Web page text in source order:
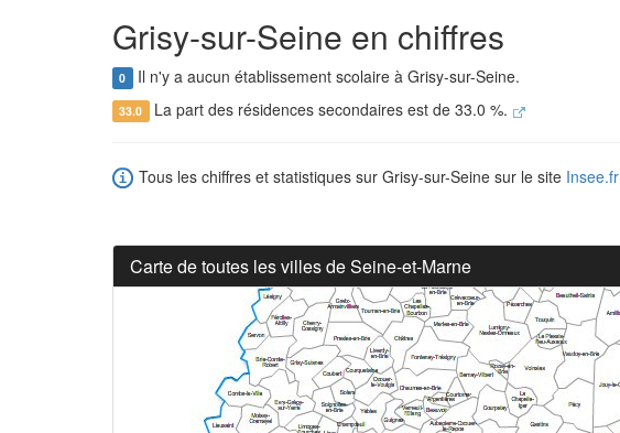
Grisy-sur-Seine en chiffres
0 Il n'y a aucun établissement scolaire à Grisy-sur-Seine.
33.0 La part des résidences secondaires est de 33.0 %.
Tous les chiffres et statistiques sur Grisy-sur-Seine sur le site Insee.fr
Carte de toutes les villes de Seine-et-Marne